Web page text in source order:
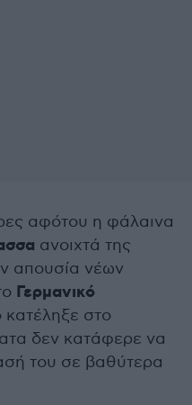
αφότου η φάλαινα
ανοιχτά της
απουσία νέων
Γερμανικό
κατέληξε στο
δεν κατάφερε να
του σε βαθύτερα